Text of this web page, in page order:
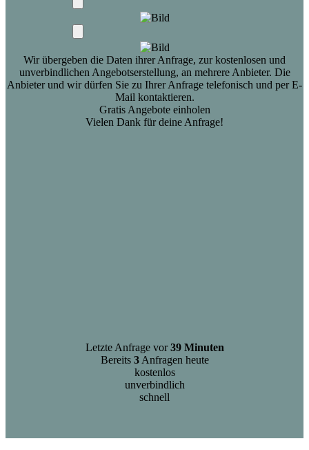
Wir übergeben die Daten ihrer Anfrage, zur kostenlosen und
unverbindlichen Angebotserstellung, an mehrere Anbieter. Die
Anbieter und wir dürfen Sie zu Ihrer Anfrage telefonisch und per E-
Mail kontaktieren.
Gratis Angebote einholen
Vielen Dank für deine Anfrage!
Letzte Anfrage vor39 Minuten
Bereits 3Anfragen heute
kostenlos
unverbindlich
schnell